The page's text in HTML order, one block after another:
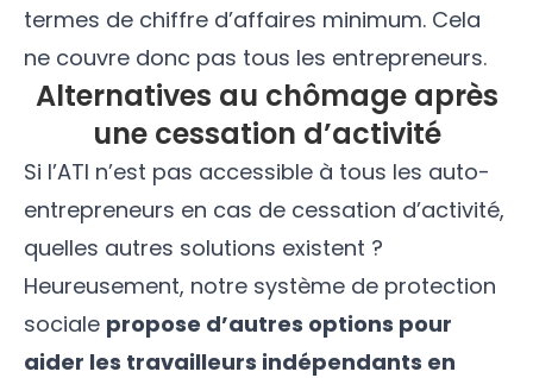
termes de chiffre d’affaires minimum. Cela
ne couvre donc pas tous les entrepreneurs.
Alternatives au chômage après
une cessation d’activité
Si l’ATI n’est pas accessible à tous les auto-
entrepreneurs en cas de cessation d’activité,
quelles autres solutions existent ?
Heureusement, notre système de protection
sociale propose d’autres options pour
aider les travailleurs indépendants en